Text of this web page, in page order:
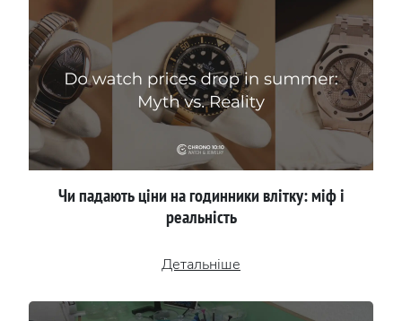
Чи падають ціни на годинники влітку: міф і
реальність
Детальніше